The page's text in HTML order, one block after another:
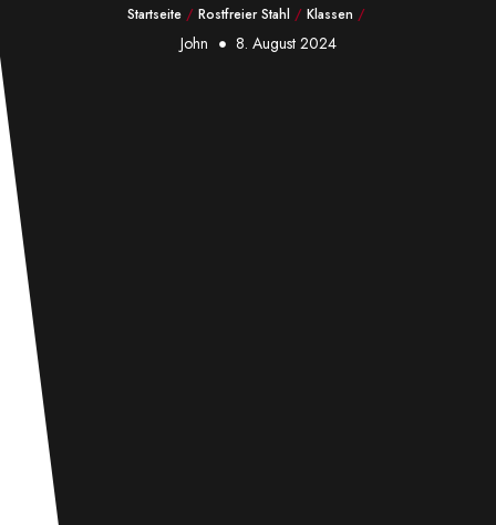
Startseite/ Rostfreier Stahl / Klassen /
John 8. August 2024